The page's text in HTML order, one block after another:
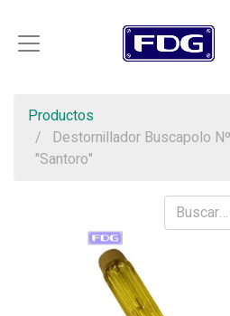
Productos
Destornillador Buscapolo
"Santoro"